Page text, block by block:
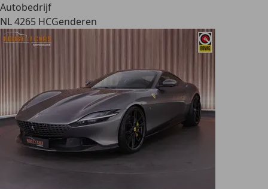
Autobedrijf
NL 4265 HCGenderen